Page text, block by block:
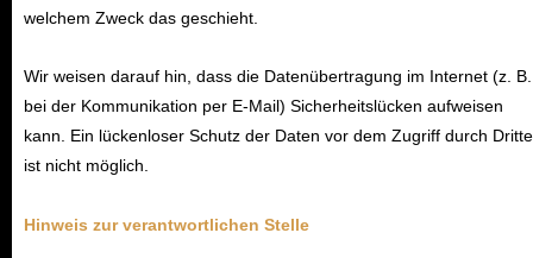
welchem Zweck das geschieht.
Wir weisen darauf hin, dass die Datenübertragung im Internet (z. B.
bei der Kommunikation per E-Mail) Sicherheitslücken aufweisen
kann. Ein lückenloser Schutz der Daten vor dem Zugriff durch Dritte
ist nicht möglich.
Hinweis zur verantwortlichen Stelle